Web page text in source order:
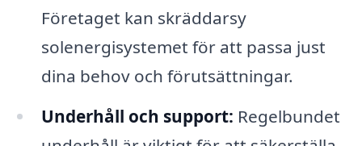
Företaget kan skräddarsy
solenergisystemet för att passa just
dina behov och förutsättningar.
Underhåll och support: Regelbundet